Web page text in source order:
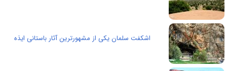
اشکفت سلمان یکی از مشهورترین آثار باستانی ایذه